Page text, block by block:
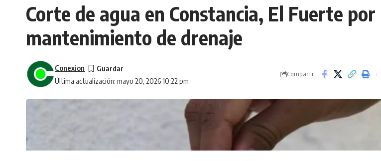
Corte de agua en Constancia, El Fuerte por
mantenimiento de drenaje
Última actualización: mayo 20, 2026 10:22 pm
Conexion
Compartir